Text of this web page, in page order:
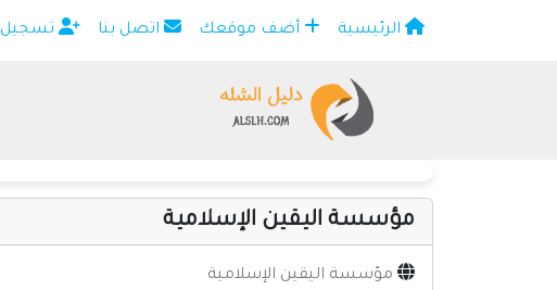
الرئيسية أضف موقعك اتصل بنا تسجيل
مؤسسة اليقين الإسلامية
مؤسسة اليقين الإسلامية